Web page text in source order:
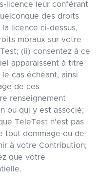
licence leur conférant
des droits
licence ci-dessus,
moraux sur votre
(ii) consentez à ce
apparaissent à titre
cas échéant, ainsi
de ces
renseignement
ou qui y est associé;
TeleTest n'est pas
tout dommage ou de
à votre Contribution;
que votre